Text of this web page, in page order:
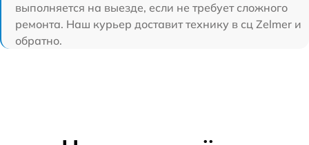
выполняется на выезде, если не требует сложного
ремонта. Наш курьер доставит технику в сц Zelmer и
обратно.